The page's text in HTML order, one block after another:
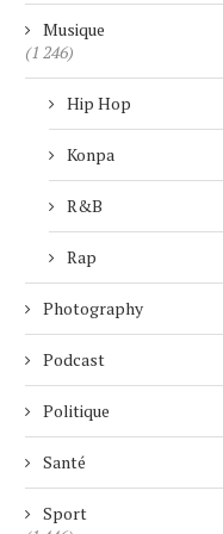
Musique
(1 246)
Hip Hop
Konpa
R&B
Rap
Photography
Podcast
Politique
Santé
Sport